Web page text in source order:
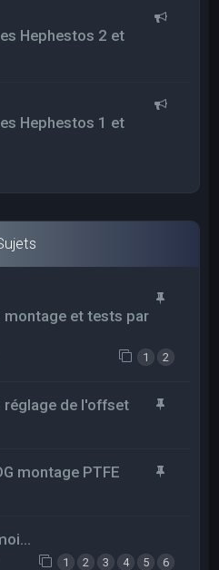
Hephestos 2 et
Hephestos 1 et
montage et tests par
1 2
réglage de l'offset
montage PTFE
1 2 3 4 5 6